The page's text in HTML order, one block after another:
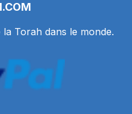
Torah dans le monde.